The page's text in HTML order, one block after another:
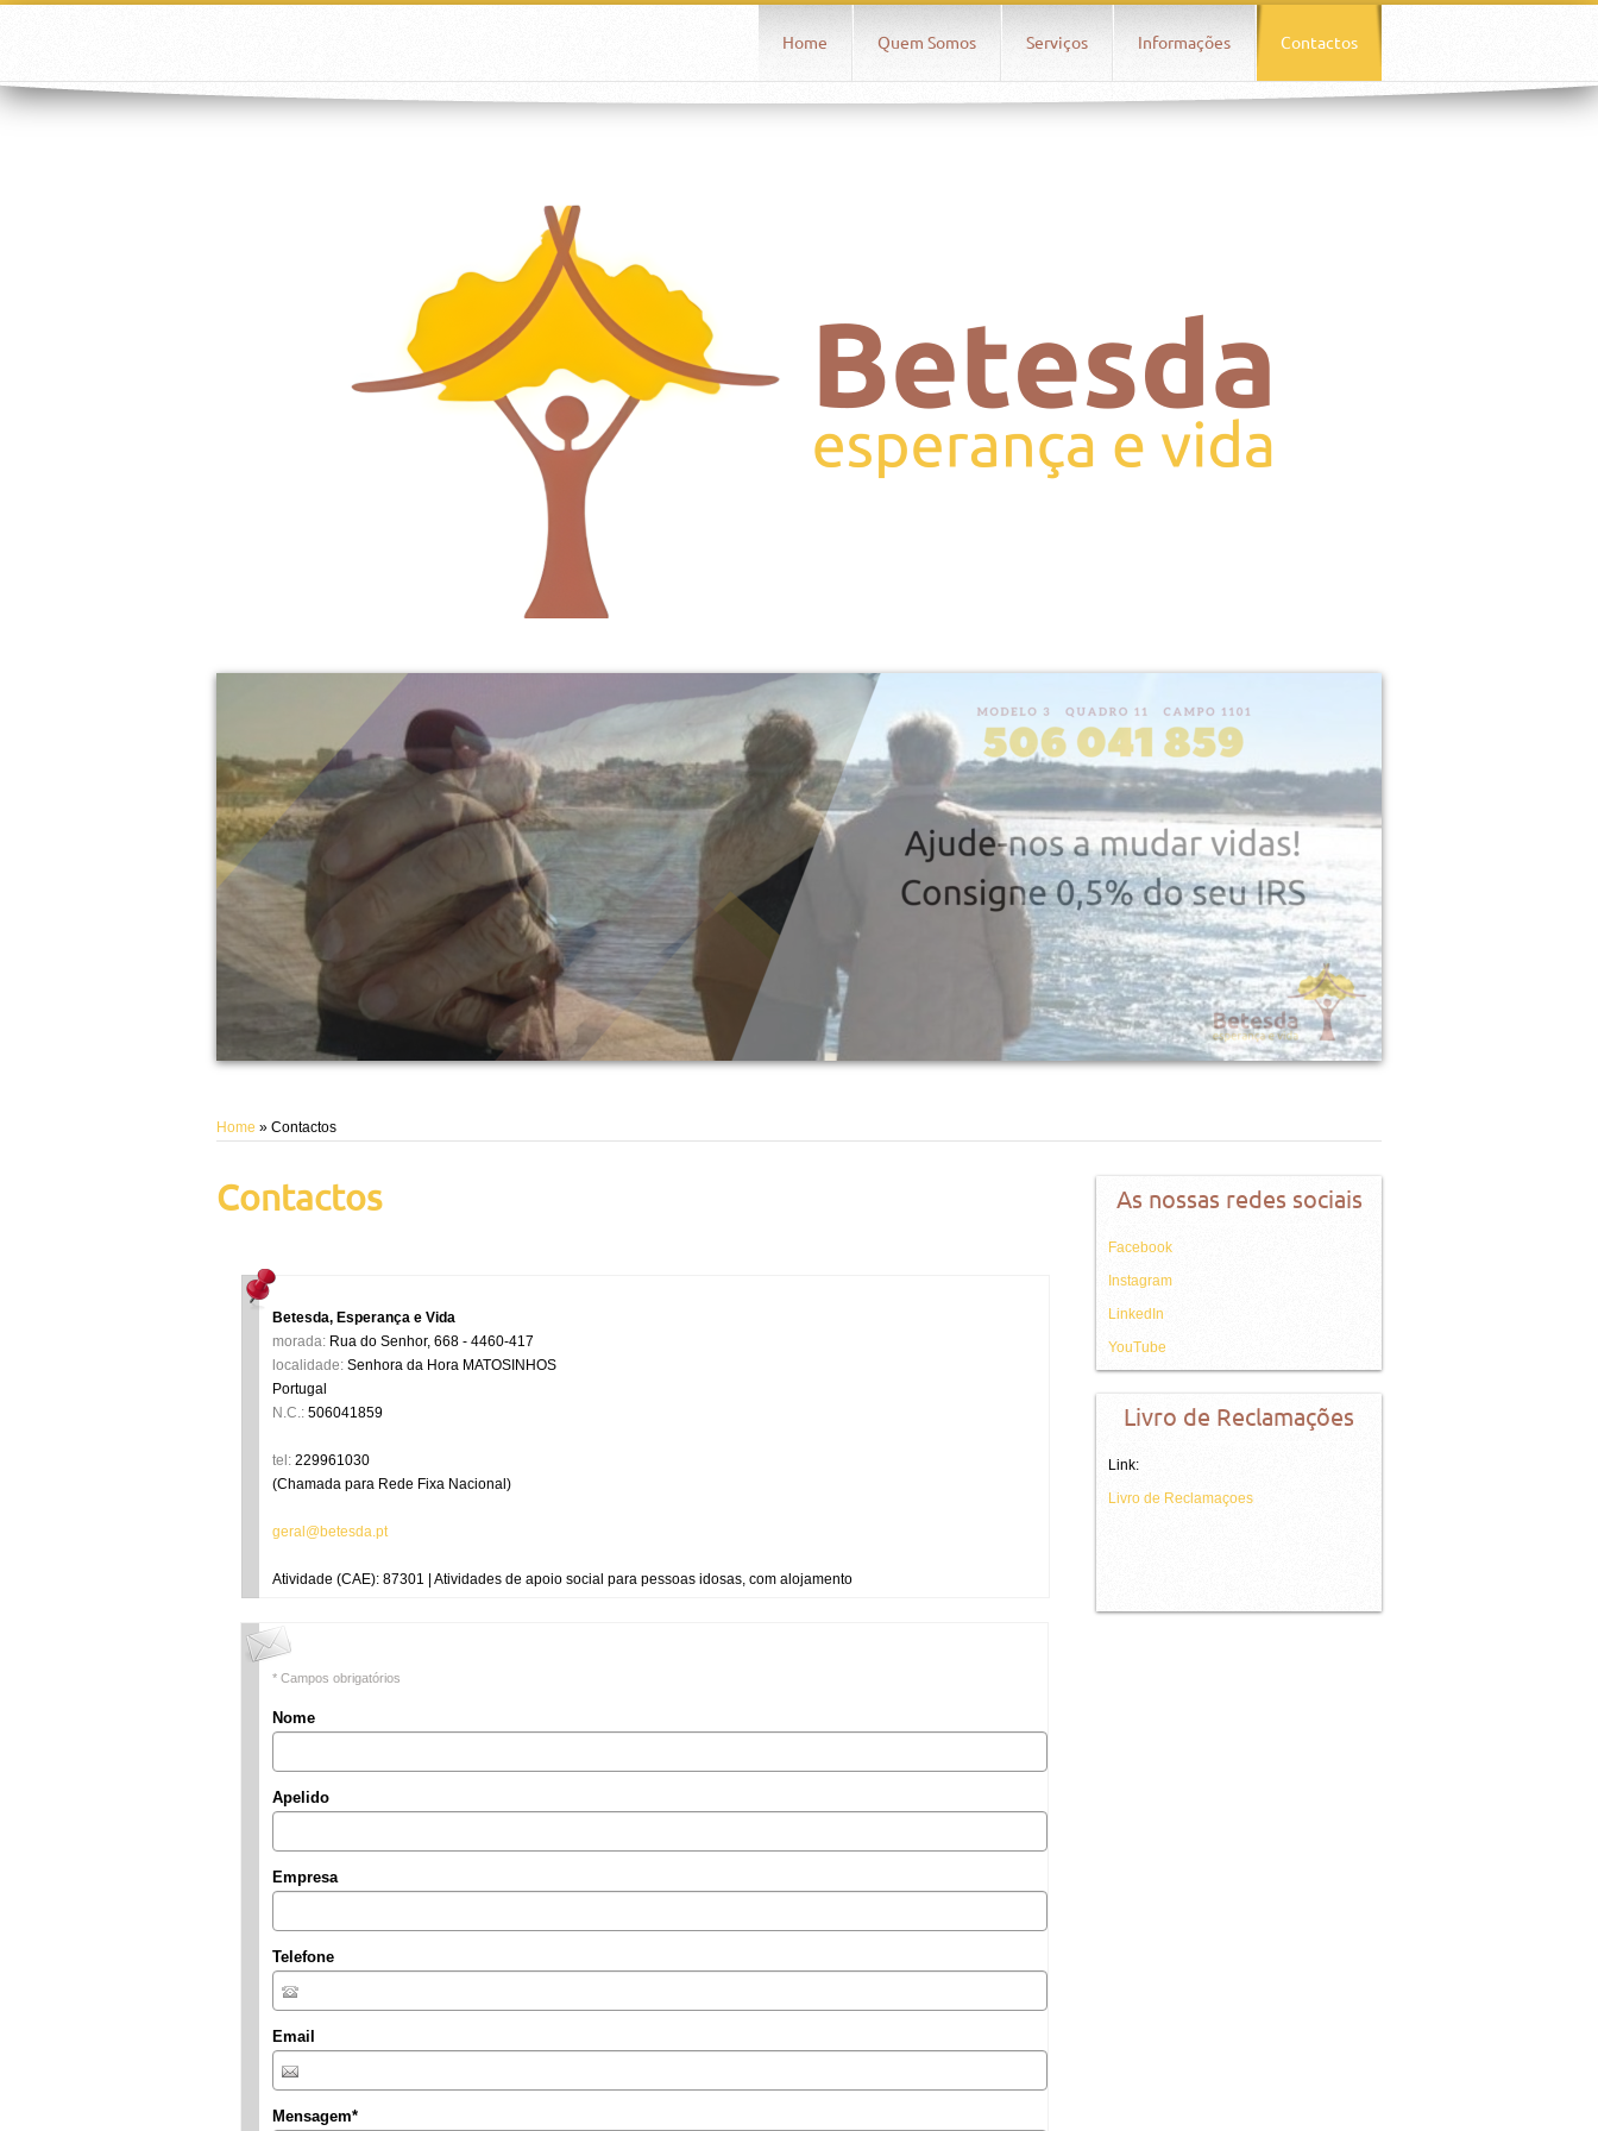
google-site-verification=cCFzWyTcdbs6zcqHrfWs8hCWOWBDHMoFEGswahiBzkw google-site-verification=sdEFU1t_8V_Oa7qEtH5qYtB_7XhezwexlVFOlHdEBuA
Home Quem Somos Serviços Informações Contactos
Home » Contactos
Contactos
Betesda, Esperança e Vida
morada: Rua do Senhor, 668 - 4460-417
localidade: Senhora da Hora MATOSINHOS
Portugal
N.C.: 506041859
tel: 229961030
(Chamada para Rede Fixa Nacional)
geral@betesda.pt
Atividade (CAE): 87301 | Atividades de apoio social para pessoas idosas, com alojamento
* Campos obrigatórios
Nome
Apelido
Empresa
Telefone
Email
Mensagem*
As nossas redes sociais
Facebook
Instagram
LinkedIn
YouTube
Livro de Reclamações
Link:
Livro de Reclamaçoes